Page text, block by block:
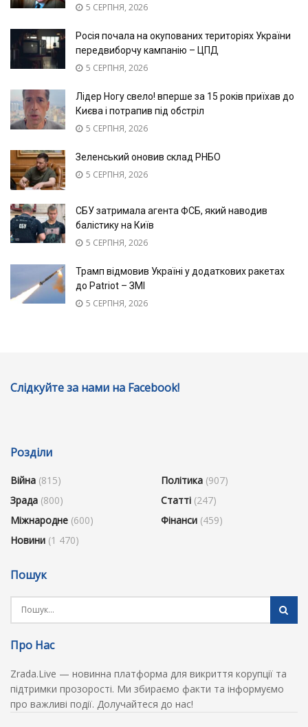
5 СЕРПНЯ, 2026
Росія почала на окупованих територіях України
передвиборчу кампанію – ЦПД
5 СЕРПНЯ, 2026
Лідер Ногу свело! вперше за 15 років приїхав до
Києва і потрапив під обстріл
5 СЕРПНЯ, 2026
Зеленський оновив склад РНБО
5 СЕРПНЯ, 2026
СБУ затримала агента ФСБ, який наводив
балістику на Київ
5 СЕРПНЯ, 2026
Трамп відмовив Україні у додаткових ракетах
до Patriot – ЗМІ
5 СЕРПНЯ, 2026
Слідкуйте за нами на Facebook!
Розділи
Війна (815)
Зрада (800)
Міжнародне (600)
Новини (1 470)
Політика (907)
Статті (247)
Фінанси (459)
Пошук
Про Нас
Zrada.Live — новинна платформа для викриття корупції та
підтримки прозорості. Ми збираємо факти та інформуємо
про важливі події. Долучайтеся до нас!